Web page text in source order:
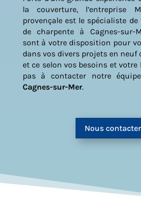
la couverture, l’entreprise
provençale est le spécialiste
de charpente à Cagnes-sur-
sont à votre disposition pour
dans vos divers projets en neuf
et ce selon vos besoins et votre
pas à contacter notre
Cagnes-sur-Mer.
Nous contacter